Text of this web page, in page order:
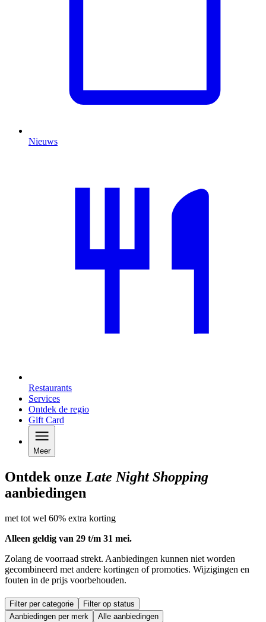
Nieuws
Restaurants
Services
Ontdek de regio
Gift Card
Meer
Ontdek onze Late Night Shopping
aanbiedingen
met tot wel 60% extra korting
Alleen geldig van 29 t/m 31 mei.
Zolang de voorraad strekt. Aanbiedingen kunnen niet worden
gecombineerd met andere kortingen of promoties. Wijzigingen en
fouten in de prijs voorbehouden.
Filter per categorie
Filter op status
Aanbiedingen per merk
Alle aanbiedingen